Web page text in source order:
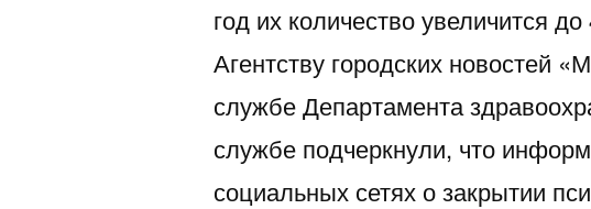
год их количество увеличится
Агентству городских новостей
службе Департамента
службе подчеркнули, что
социальных сетях о закрытии